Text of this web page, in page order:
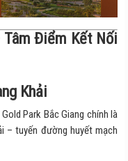
Điểm Kết Nối
Khải
Park Bắc Giang chính là
– tuyến đường huyết mạch